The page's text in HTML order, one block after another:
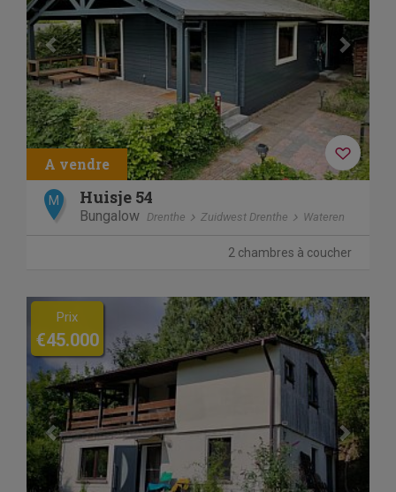
M Huisje 54
Bungalow Drenthe Zuidwest Drenthe Wateren
2 chambres à coucher
Previous Next
Prix
€45.000